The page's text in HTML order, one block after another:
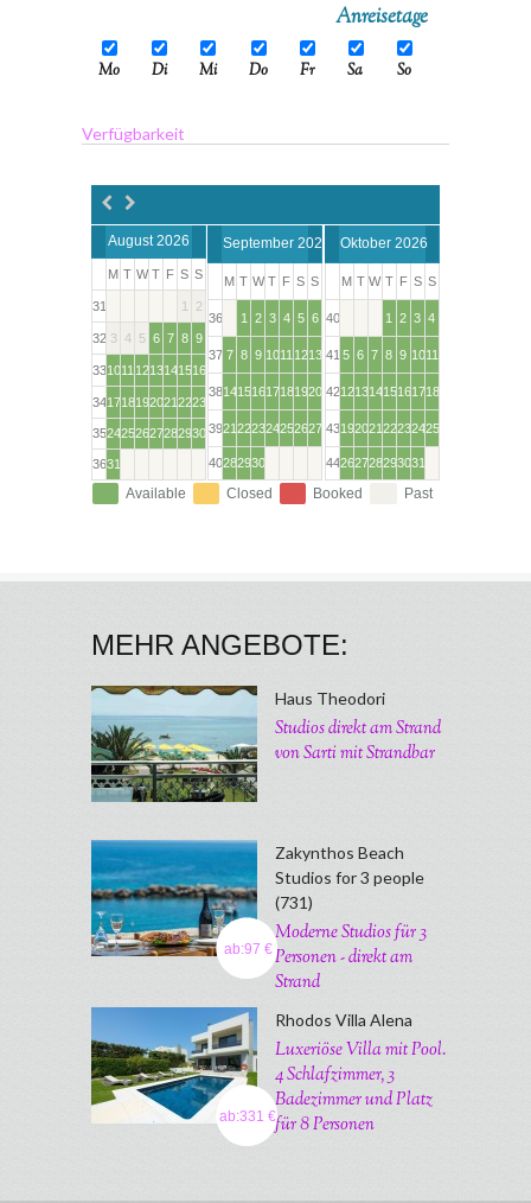
Anreisetage
Mo Di Mi Do Fr Sa So
Verfügbarkeit
MEHR ANGEBOTE:
Haus Theodori
Studios direkt am Strand
von Sarti mit Strandbar
ab:97 €
Zakynthos Beach
Studios for 3 people
(731)
Moderne Studios für 3
Personen - direkt am
Strand
ab:331 €
Rhodos Villa Alena
Luxeriöse Villa mit Pool.
4 Schlafzimmer, 3
Badezimmer und Platz
für 8 Personen